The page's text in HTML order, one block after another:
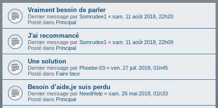
Vraiment besoin de parler
Dernier message par Somrudee1 « sam. 11 août 2018, 22h20
Posté dans Principal
J'ai recommancé
Dernier message par Somrudee1 « sam. 11 août 2018, 22h09
Posté dans Principal
Une solution
Dernier message par Phoebe-03 « ven. 27 juil. 2018, 01h45
Posté dans Faire face
Besoin d’aide,je suis perdu
Dernier message par NeedHelp « sam. 26 mai 2018, 01h33
Posté dans Principal